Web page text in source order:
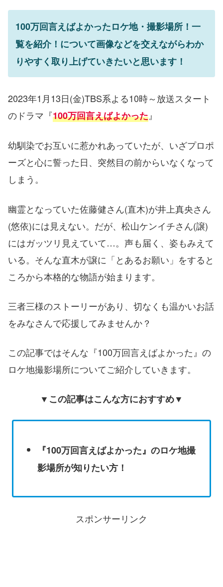
100万回言えばよかったロケ地・撮影場所！一
覧を紹介！について画像などを交えながらわか
りやすく取り上げていきたいと思います！
2023年1月13日(金)TBS系よる10時～放送スタート
のドラマ『100万回言えばよかった』
幼馴染でお互いに惹かれあっていたが、いざプロポ
ーズと心に誓った日、突然目の前からいなくなって
しまう。
幽霊となっていた佐藤健さん(直木)が井上真央さん
(悠依)には見えない。だが、松山ケンイチさん(譲)
にはガッツリ見えていて…。声も届く、姿もみえて
いる。そんな直木が譲に「とあるお願い」をすると
ころから本格的な物語が始まります。
三者三様のストーリーがあり、切なくも温かいお話
をみなさんで応援してみませんか？
この記事ではそんな『100万回言えばよかった』の
ロケ地撮影場所についてご紹介していきます。
▼この記事はこんな方におすすめ▼
『100万回言えばよかった』のロケ地撮
影場所が知りたい方！
スポンサーリンク